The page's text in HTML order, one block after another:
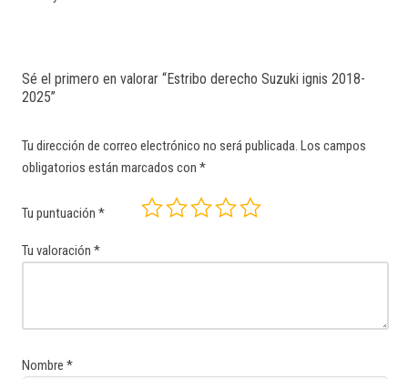
Sé el primero en valorar “Estribo derecho Suzuki ignis 2018-
2025”
Tu dirección de correo electrónico no será publicada. Los campos
obligatorios están marcados con *
Tu puntuación *
Tu valoración *
Nombre *